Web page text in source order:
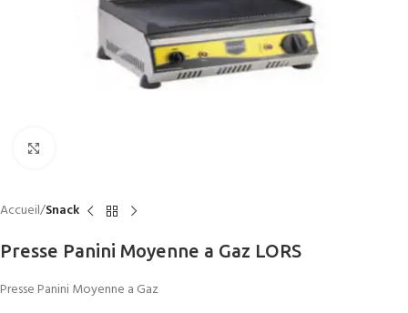
Accueil Snack
Presse Panini Moyenne a Gaz LORS
Presse Panini Moyenne a Gaz